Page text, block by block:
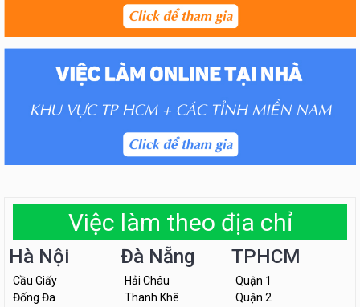
Việc làm theo địa chỉ
Hà Nội
Cầu Giấy
Đống Đa
Đà Nẵng
Hải Châu
Thanh Khê
TPHCM
Quận 1
Quận 2